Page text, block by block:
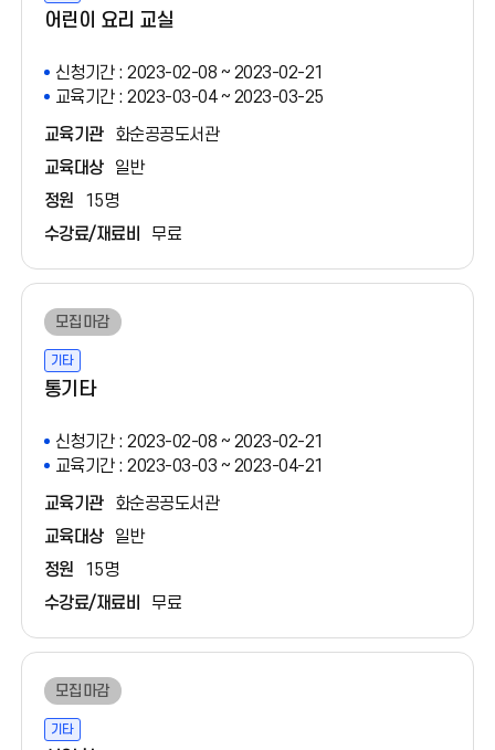
어린이 요리 교실
신청기간 : 2023-02-08 ~ 2023-02-21
교육기간 : 2023-03-04 ~ 2023-03-25
교육기관
화순공공도서관
교육대상
일반
정원
15명
수강료/재료비
무료
모집마감
기타
통기타
신청기간 : 2023-02-08 ~ 2023-02-21
교육기간 : 2023-03-03 ~ 2023-04-21
교육기관
화순공공도서관
교육대상
일반
정원
15명
수강료/재료비
무료
모집마감
기타